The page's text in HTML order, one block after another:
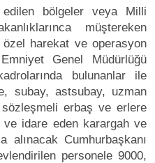
bölgeler veya Milli
müştereken
harekat ve operasyon
Genel Müdürlüğü
bulunanlar ile
subay, astsubay, uzman
erbaş ve erlere
idare eden karargah ve
alınacak Cumhurbaşkanı
personele 9000,